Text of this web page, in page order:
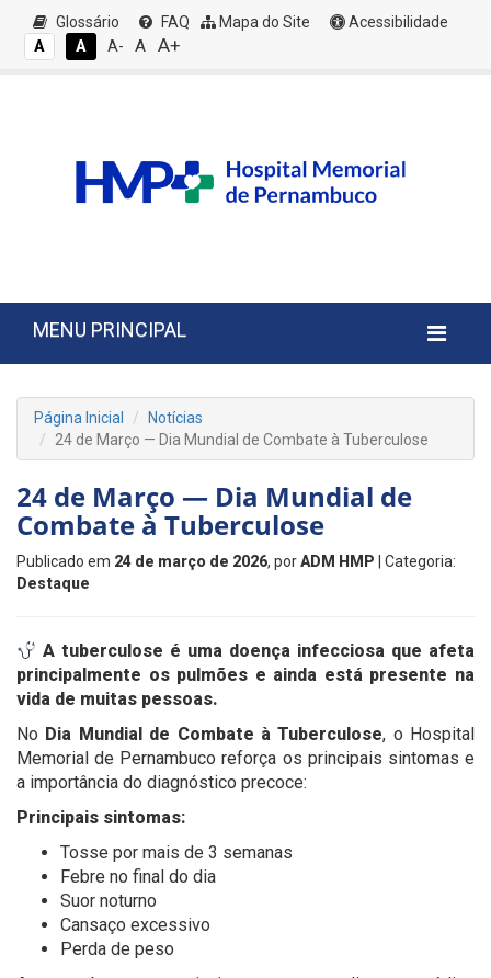
Glossário FAQ Mapa do Site
Acessibilidade
A
A A- A A+
MENU PRINCIPAL
Página Inicial
Notícias
24 de Março — Dia Mundial de Combate à Tuberculose
24 de Março — Dia Mundial de
Combate à Tuberculose
Publicado em 24 de março de 2026, porADM HMP | Categoria:
Destaque
A tuberculose é uma doença infecciosa que afeta
principalmente os pulmões e ainda está presente na
vida de muitas pessoas.
No Dia Mundial de Combate à Tuberculose, o Hospital
Memorial de Pernambuco reforça os principais sintomas e
a importância do diagnóstico precoce:
Principais sintomas:
Tosse por mais de 3 semanas
Febre no final do dia
Suor noturno
Cansaço excessivo
Perda de peso